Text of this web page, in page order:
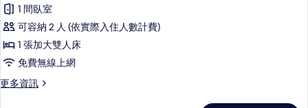
非
吸
煙
房
的
大
雙
人
床,
非
吸
煙
準
客
房,
張
1 間臥室
可容納 2 人 (依實際入住人數計費)
1 張加大雙人床
免費無線上網
更多資訊
更